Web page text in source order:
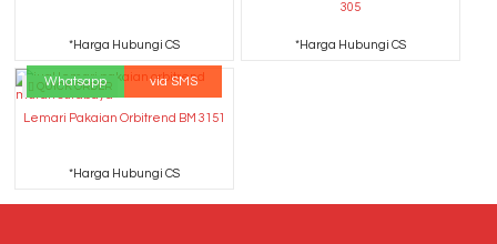
*Harga Hubungi CS
305
*Harga Hubungi CS
QUICK ORDER
Whatsapp via SMS
Lemari Pakaian Orbitrend BM 3151
*Harga Hubungi CS